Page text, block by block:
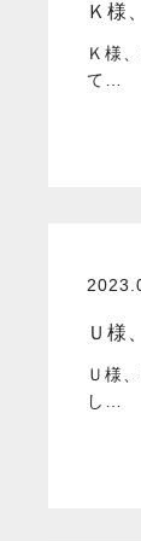
Ｋ様
Ｋ様
て…
Ｕ様
Ｕ様
し…